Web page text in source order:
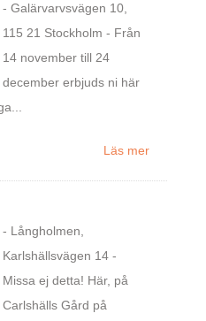
- Galärvarvsvägen 10,
115 21 Stockholm - Från
14 november till 24
december erbjuds ni här
Läs mer
- Långholmen,
Karlshällsvägen 14 -
Missa ej detta! Här, på
Carlshälls Gård på